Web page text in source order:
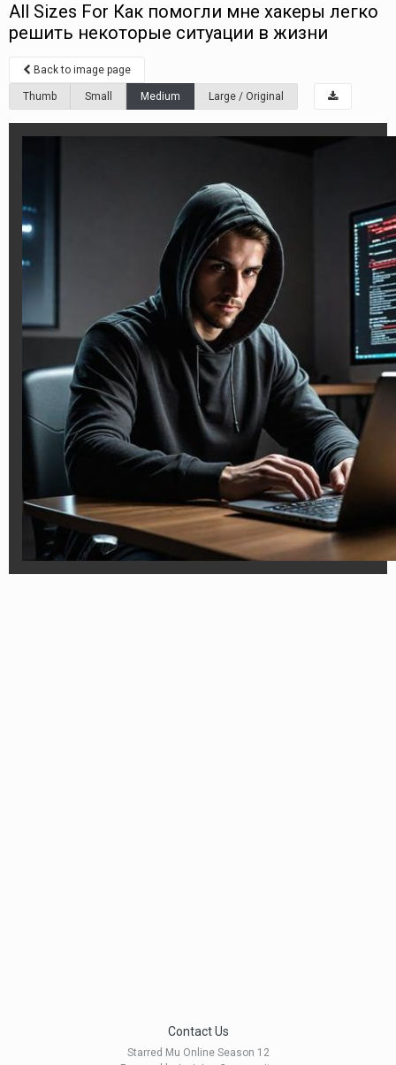
All Sizes For Как помогли мне хакеры легко
решить некоторые ситуации в жизни
Back to image page
Thumb Small Medium Large / Original
Contact Us
Starred Mu Online Season 12